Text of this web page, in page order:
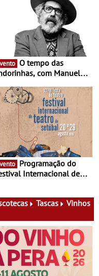
com Manuel
- Concerto
na MAAT
a 3 de Setembro,
Internacional de
de AgostoTascas
Vinhos